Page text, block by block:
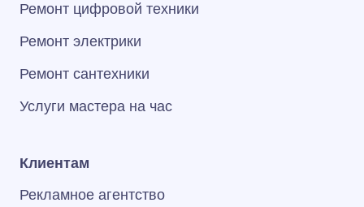
Ремонт цифровой техники
Ремонт электрики
Ремонт сантехники
Услуги мастера на час
Клиентам
Рекламное агентство